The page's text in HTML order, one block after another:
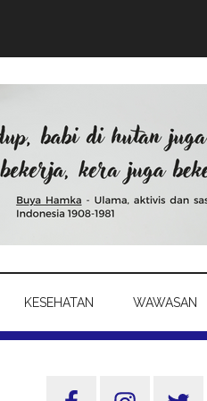
KESEHATAN WAWASAN
Sidebar